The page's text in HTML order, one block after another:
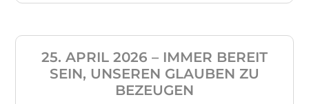
25. APRIL 2026 – IMMER BEREIT
SEIN, UNSEREN GLAUBEN ZU
BEZEUGEN